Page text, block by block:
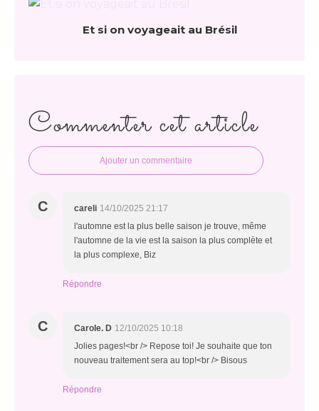
Et si on voyageait au Brésil
Commenter cet article
Ajouter un commentaire
C careli 14/10/2025 21:17
l'automne est la plus belle saison je trouve, même
l'automne de la vie est la saison la plus complète et
la plus complexe, Biz
Répondre
C Carole. D 12/10/2025 10:18
Jolies pages!<br /> Repose toi! Je souhaite que ton
nouveau traitement sera au top!<br /> Bisous
Répondre